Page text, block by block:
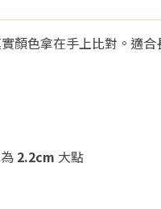
顏色拿在手上比對。適
2.2cm 大點